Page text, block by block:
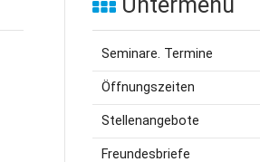
Seminare. Termine
Öffnungszeiten
Stellenangebote
Freundesbriefe